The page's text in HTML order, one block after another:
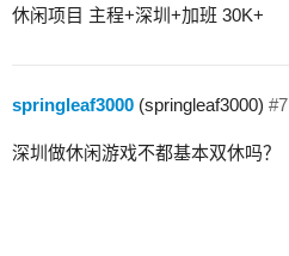
休闲项目 主程+深圳+加班 30K+
springleaf3000 (springleaf3000) #7
深圳做休闲游戏不都基本双休吗？